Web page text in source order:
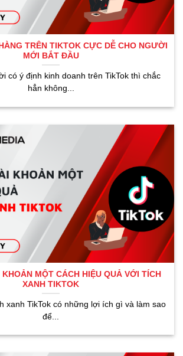
TRÊN TIKTOK CỰC DỄ CHO NGƯỜI
MỚI BẮT ĐẦU
có ý định kinh doanh trên TikTok thì chắc
hẳn không...
MỘT CÁCH HIỆU QUẢ VỚI TÍCH
XANH TIKTOK
xanh TikTok có những lợi ích gì và làm sao
để...